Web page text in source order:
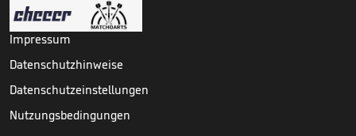
Impressum
Datenschutzhinweise
Datenschutzeinstellungen
Nutzungsbedingungen